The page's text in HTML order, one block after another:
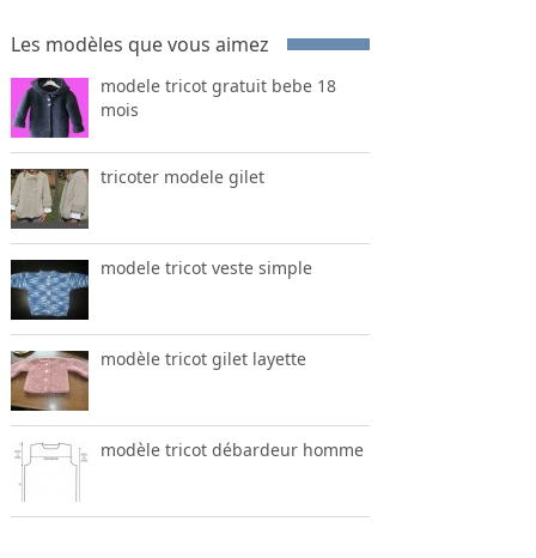
Les modèles que vous aimez
modele tricot gratuit bebe 18
mois
tricoter modele gilet
modele tricot veste simple
modèle tricot gilet layette
modèle tricot débardeur homme